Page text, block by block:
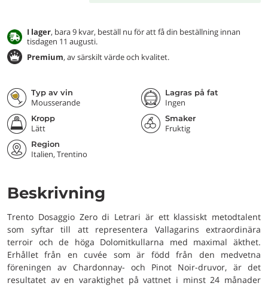
I lager, bara 9 kvar, beställ nu för att få din beställning innan
tisdagen 11 augusti.
Premium, av särskilt värde och kvalitet.
Typ av vin
Mousserande
Lagras på fat
Ingen
Kropp
Lätt
Smaker
Fruktig
Region
Italien, Trentino
Beskrivning
Trento Dosaggio Zero di Letrari är ett klassiskt metodtalent
som syftar till att representera Vallagarins extraordinära
terroir och de höga Dolomitkullarna med maximal äkthet.
Erhållet från en cuvée som är född från den medvetna
föreningen av Chardonnay- och Pinot Noir-druvor, är det
resultatet av en varaktighet på vattnet i minst 24 månader